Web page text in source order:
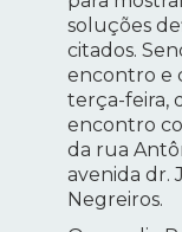
soluções
citados.
encontro e
terça-feira,
encontro
da rua
avenida dr.
Negreiros.